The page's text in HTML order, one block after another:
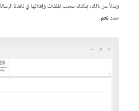
وبدلاً من ذلك، يمكنك سحب الملفات وإفلاتها في نافذة
حددنعم.